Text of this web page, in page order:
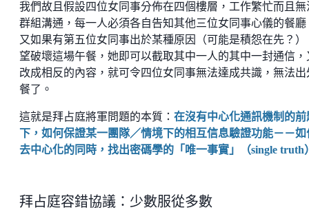
我們故且假設四位女同事分佈在四個樓層，工作繁忙而且無
群組溝通，每一人必須各自告知其他三位女同事心儀的餐廳
又如果有第五位女同事出於某種原因（可能是積怨在先？）
望破壞這場午餐，她即可以截取其中一人的其中一封通信，
改成相反的內容，就可令四位女同事無法達成共識，無法出
餐了。
這就是拜占庭將軍問題的本質： 在沒有中心化通訊機制的前
下，如何保證某一團隊／情境下的相互信息驗證功能－－如
去中心化的同時，找出密碼學的「唯一事實」（single truth
拜占庭容錯協議：少數服從多數